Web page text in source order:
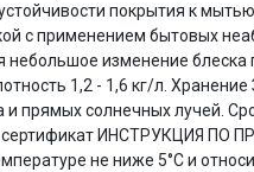
покрытия к
с применением бытовых
небольшое изменение
1,2 - 1,6 кг/л.
и прямых солнечных лучей.
ИНСТРУКЦИЯ ПО
не ниже 5°С и